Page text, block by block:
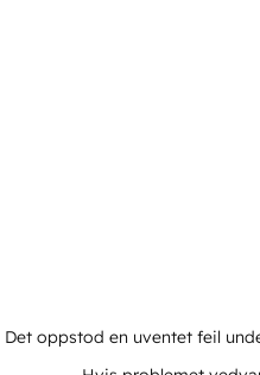
Det oppstod en uventet feil